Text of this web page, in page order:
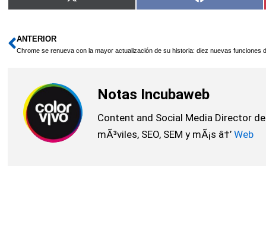
en
(Twitter)
en
Ant
ANTERIOR
Chrome se renueva con la mayor actualización de su historia: diez nuevas funciones
Notas Incubaweb
Content and Social Media Director
mÃ³viles, SEO, SEM y mÃ¡s â†’Web